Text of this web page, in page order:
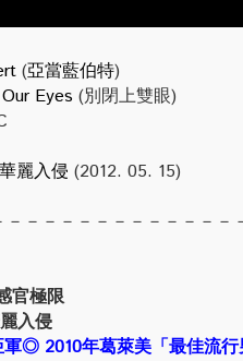
(亞當藍伯特)
Eyes (別閉上雙眼)
華麗入侵 (2012. 05. 15)
－－－－－－－－－－－－
官極限
入侵
◎ 2010年葛萊美「最佳流